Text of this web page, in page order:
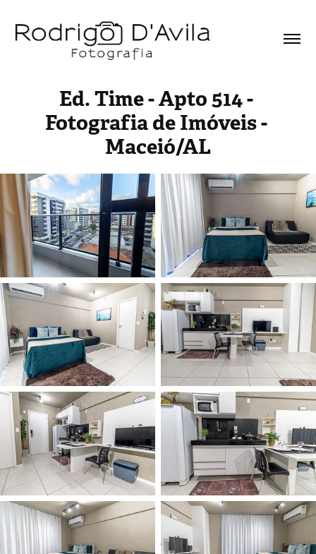
Ed. Time - Apto 514 -
Fotografia de Imóveis -
Maceió/AL